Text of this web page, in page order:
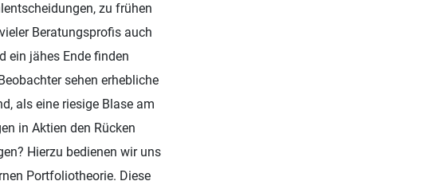
zu frühen
Beratungsprofis auch
ein jähes Ende finden
sehen erhebliche
als eine riesige Blase am
in Aktien den Rücken
Hierzu bedienen wir uns
Portfoliotheorie. Diese